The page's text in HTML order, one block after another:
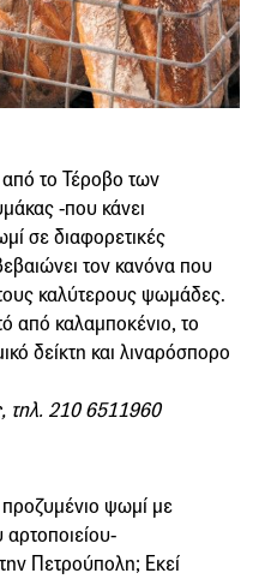
το Τέροβο των
-που κάνει
σε διαφορετικές
τον κανόνα που
καλύτερους ψωμάδες.
από καλαμποκένιο, το
δείκτη και λιναρόσπορο
τηλ. 210 6511960
προζυμένιο ψωμί με
αρτοποιείου-
Πετρούπολη; Εκεί